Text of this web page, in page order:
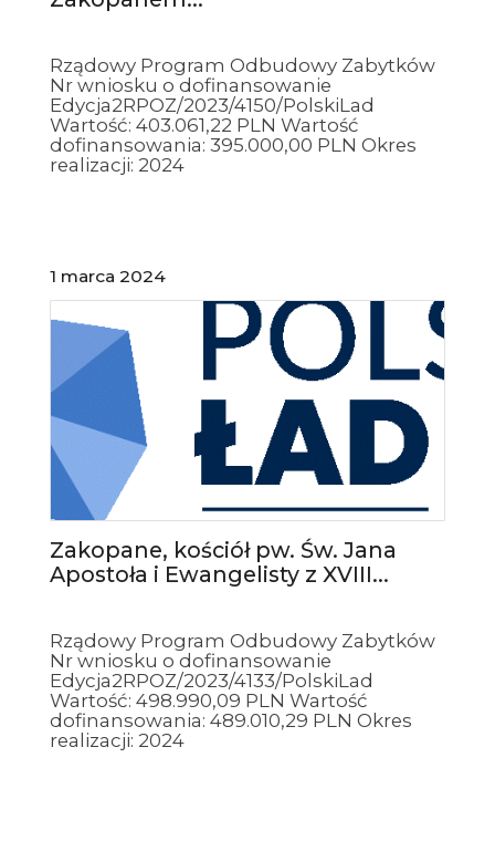
Rządowy Program Odbudowy Zabytków
Nr wniosku o dofinansowanie
Edycja2RPOZ/2023/4150/PolskiLad
Wartość: 403.061,22 PLN Wartość
dofinansowania: 395.000,00 PLN Okres
realizacji: 2024
1 marca 2024
Zakopane, kościół pw. Św. Jana
Apostoła i Ewangelisty z XVIII...
Rządowy Program Odbudowy Zabytków
Nr wniosku o dofinansowanie
Edycja2RPOZ/2023/4133/PolskiLad
Wartość: 498.990,09 PLN Wartość
dofinansowania: 489.010,29 PLN Okres
realizacji: 2024